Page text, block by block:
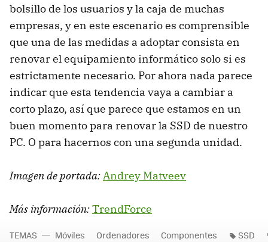
bolsillo de los usuarios y la caja de muchas
empresas, y en este escenario es comprensible
que una de las medidas a adoptar consista en
renovar el equipamiento informático solo si es
estrictamente necesario. Por ahora nada parece
indicar que esta tendencia vaya a cambiar a
corto plazo, así que parece que estamos en un
buen momento para renovar la SSD de nuestro
PC. O para hacernos con una segunda unidad.
Imagen de portada:Andrey Matveev
Más información:TrendForce
TEMAS Móviles Ordenadores Componentes SSD